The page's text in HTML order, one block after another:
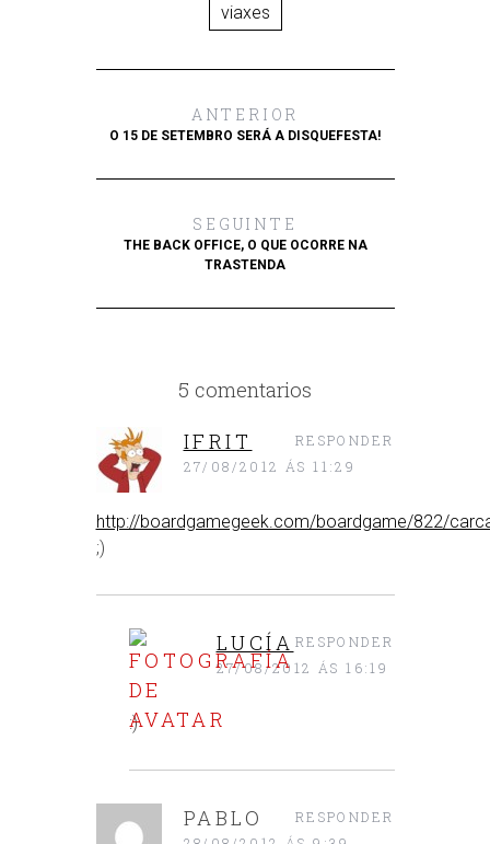
viaxes
ANTERIOR
O 15 DE SETEMBRO SERÁ A DISQUEFESTA!
SEGUINTE
THE BACK OFFICE, O QUE OCORRE NA
TRASTENDA
5 comentarios
IFRIT
27/08/2012 ÁS 11:29
http://boardgamegeek.com/boardgame/822/
;)
RESPONDER
LUCÍA
27/08/2012 ÁS 16:19
:)
RESPONDER
PABLO RESPONDER